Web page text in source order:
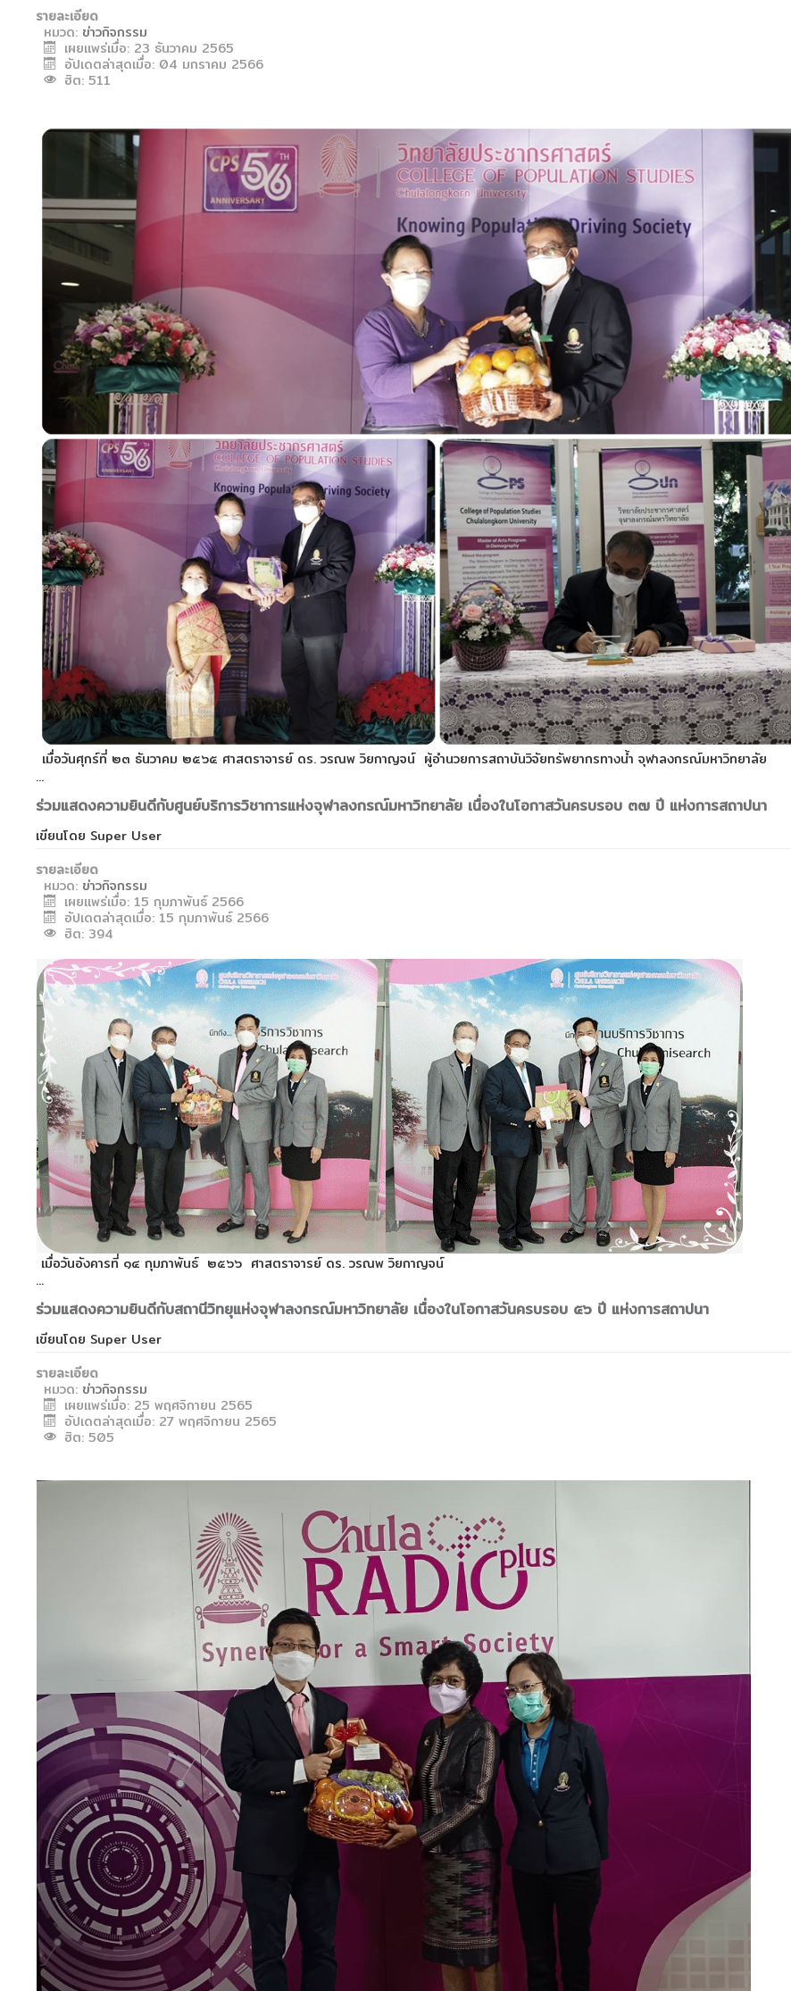
รายละเอียด
หมวด: ข่าวกิจกรรม
เผยแพร่เมื่อ: 23 ธันวาคม 2565
อัปเดตล่าสุดเมื่อ: 04 มกราคม 2566
ฮิต: 511
เมื่อวันศุกร์ที่ ๒๓ ธันวาคม ๒๕๖๕ ศาสตราจารย์ ดร. วรณพ วิยกาญจน์ ผู้อำนวยการสถาบันวิจัยทรัพยากรทางน้ำ จุฬาลงกรณ์มหาวิทยาลัย
...
ร่วมแสดงความยินดีกับศูนย์บริการวิชาการแห่งจุฬาลงกรณ์มหาวิทยาลัย เนื่องในโอกาสวันครบรอบ ๓๗ ปี แห่งการสถาปนา
เขียนโดย Super User
รายละเอียด
หมวด: ข่าวกิจกรรม
เผยแพร่เมื่อ: 15 กุมภาพันธ์ 2566
อัปเดตล่าสุดเมื่อ: 15 กุมภาพันธ์ 2566
ฮิต: 394
เมื่อวันอังคารที่ ๑๔ กุมภาพันธ์ ๒๕๖๖ ศาสตราจารย์ ดร. วรณพ วิยกาญจน์
...
ร่วมแสดงความยินดีกับสถานีวิทยุแห่งจุฬาลงกรณ์มหาวิทยาลัย เนื่องในโอกาสวันครบรอบ ๕๖ ปี แห่งการสถาปนา
เขียนโดย Super User
รายละเอียด
หมวด: ข่าวกิจกรรม
เผยแพร่เมื่อ: 25 พฤศจิกายน 2565
อัปเดตล่าสุดเมื่อ: 27 พฤศจิกายน 2565
ฮิต: 505